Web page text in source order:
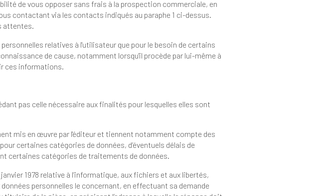
chaque email ou en nous contactant via les contacts indiqués au paraphe 1 ci-dessus.
attentes.
besoin de certains
fournir ces informations.
elles sont
notamment compte des
CNIL concernant certaines catégories de traitements de données.
et aux libertés,